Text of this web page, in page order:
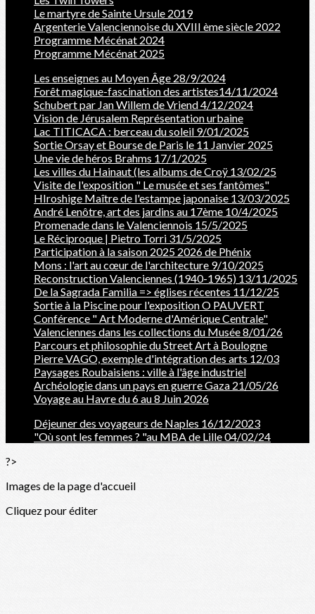
Le martyre de Sainte Ursule 2019
Argenterie Valenciennoise du XVIII ème siècle 2022
Programme Mécénat 2024
Programme Mécénat 2025
Les enseignes au Moyen Âge 28/9/2024
Forêt magique-fascination des artistes14/11/2024
Schubert par Jan Willem de Vriend 4/12/2024
Vision de Jérusalem Représentation urbaine
Lac TITICACA : berceau du soleil 9/01/2025
Sortie Orsay et Bourse de Paris le 11 Janvier 2025
Une vie de héros Brahms 17/1/2025
Les villes du Hainaut (les albums de Croÿ 13/02/25
Visite de l'exposition " Le musée et ses fantômes"
HIroshige Maître de l'estampe japonaise 13/03/2025
André Lenôtre, art des jardins au 17ème 10/4/2025
Promenade dans le Valenciennois 15/5/2025
Le Réciproque | Pietro Torri 31/5/2025
Participation à la saison 2025 2026 de Phénix
Mons : l'art au cœur de l'architecture 9/10/2025
Reconstruction Valenciennes (1940-1965) 13/11/2025
De la Sagrada Familia => églises récentes 11/12/25
Sortie à la Piscine pour l'exposition O PAUVERT
Conférence " Art Moderne d'Amérique Centrale"
Valenciennes dans les collections du Musée 8/01/26
Parcours et philosophie du Street Art à Boulogne
Pierre VAGO, exemple d'intégration des arts 12/03
Paysages Roubaisiens : ville à l'âge industriel
Archéologie dans un pays en guerre Gaza 21/05/26
Voyage au Havre du 6 au 8 Juin 2026
Déjeuner des voyageurs de Naples 16/12/2023
"Où sont les femmes ? "au MBA de Lille 04/02/24
?>
Images de la page d'accueil
Cliquez pour éditer